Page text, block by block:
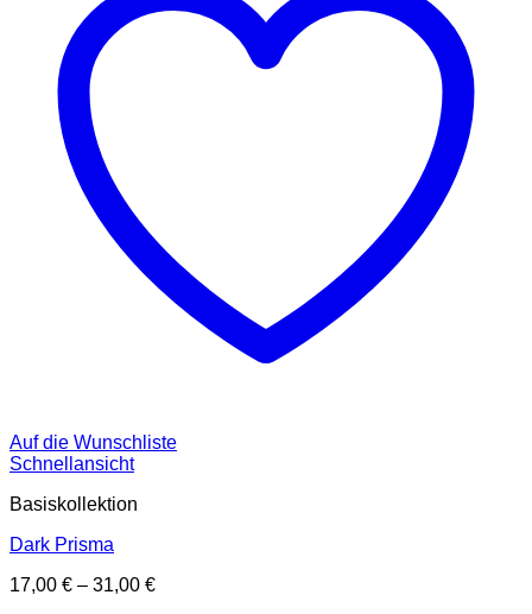
Auf die Wunschliste
Schnellansicht
Basiskollektion
Dark Prisma
17,00 € – 31,00 €